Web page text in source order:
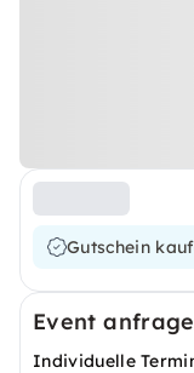
Gutschein
Event
Individuelle